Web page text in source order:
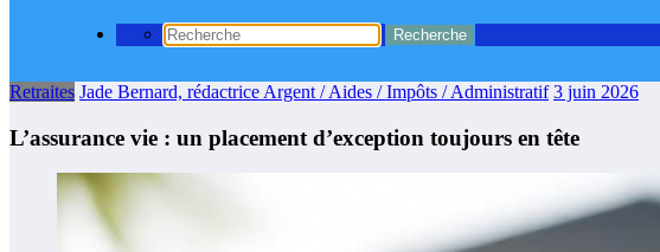
Retraites Jade Bernard, rédactrice Argent / Aides / Impôts / Administratif 3 juin 2026
L’assurance vie : un placement d’exception toujours en tête